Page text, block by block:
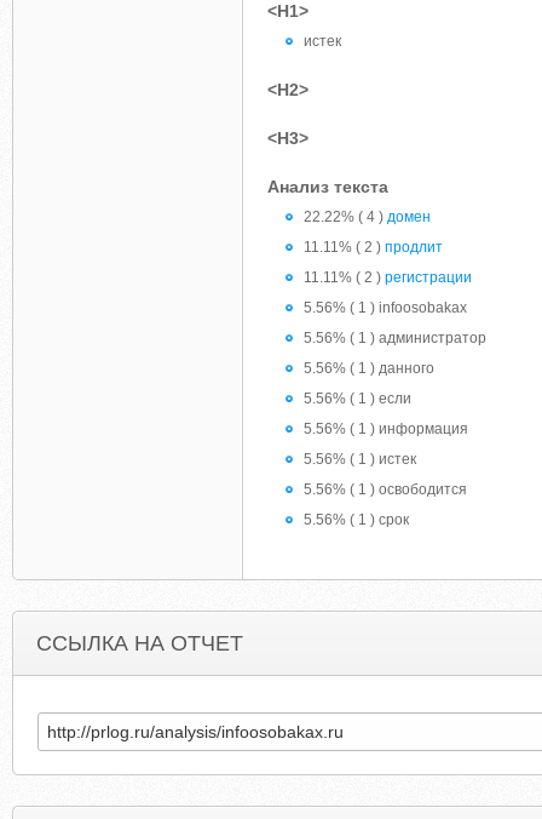
<H1>
истек
<H2>
<H3>
Анализ текста
22.22% ( 4 ) домен
11.11% ( 2 ) продлит
11.11% ( 2 ) регистрации
5.56% ( 1 ) infoosobakax
5.56% ( 1 ) администратор
5.56% ( 1 ) данного
5.56% ( 1 ) если
5.56% ( 1 ) информация
5.56% ( 1 ) истек
5.56% ( 1 ) освободится
5.56% ( 1 ) срок
ССЫЛКА НА ОТЧЕТ